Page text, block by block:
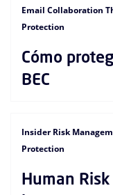
Email Collaboration
Protection
Cómo
BEC
Insider Risk
Protection
Human